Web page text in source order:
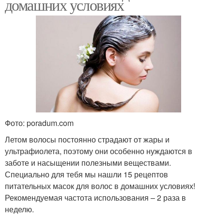
домашних условиях
Фото: poradum.com
Летом волосы постоянно страдают от жары и
ультрафиолета, поэтому они особенно нуждаются в
заботе и насыщении полезными веществами.
Специально для тебя мы нашли 15 рецептов
питательных масок для волос в домашних условиях!
Рекомендуемая частота использования – 2 раза в
неделю.